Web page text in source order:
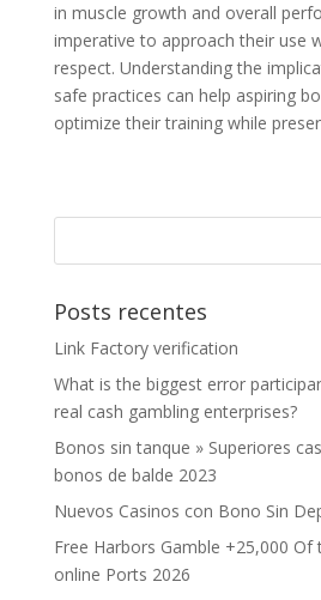
in muscle growth and overall
imperative to approach their use
respect. Understanding the
safe practices can help aspiring
optimize their training while
Posts recentes
Link Factory verification
What is the biggest error
real cash gambling enterprises?
Bonos sin tanque » Superiores
bonos de balde 2023
Nuevos Casinos con Bono Sin
Free Harbors Gamble +25,000 Of
online Ports 2026